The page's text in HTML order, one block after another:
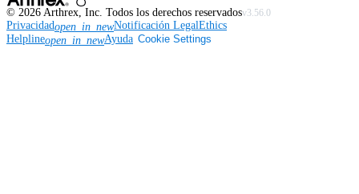
© 2026 Arthrex, Inc. Todos los derechos reservadosv3.56.0
Privacidadopen_in_newNotificación LegalEthics
Helplineopen_in_newAyuda Cookie Settings